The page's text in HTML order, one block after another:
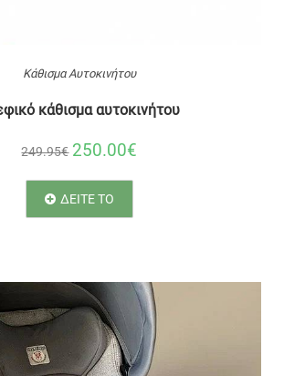
Κάθισμα Αυτοκινήτου
κάθισμα αυτοκινήτου
249.95€ 250.00€
ΔΕΙΤΕ ΤΟ